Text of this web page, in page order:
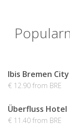
Ibis Bremen City
€ 12.90 from BRE
Überfluss Hotel
€ 11.40 from BRE